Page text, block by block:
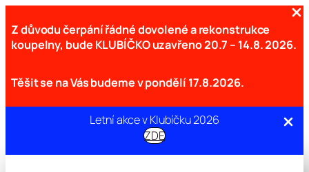
Z důvodu čerpání řádné dovolené a rekonstrukce
koupelny, bude KLUBÍČKO uzavřeno20.7 – 14.8. 2026.
Těšit se na Vás budeme v pondělí 17.8.2026.
Letní akce v Klubíčku 2026
ZDE